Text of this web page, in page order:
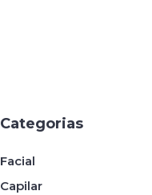
Categorias
Facial
Capilar